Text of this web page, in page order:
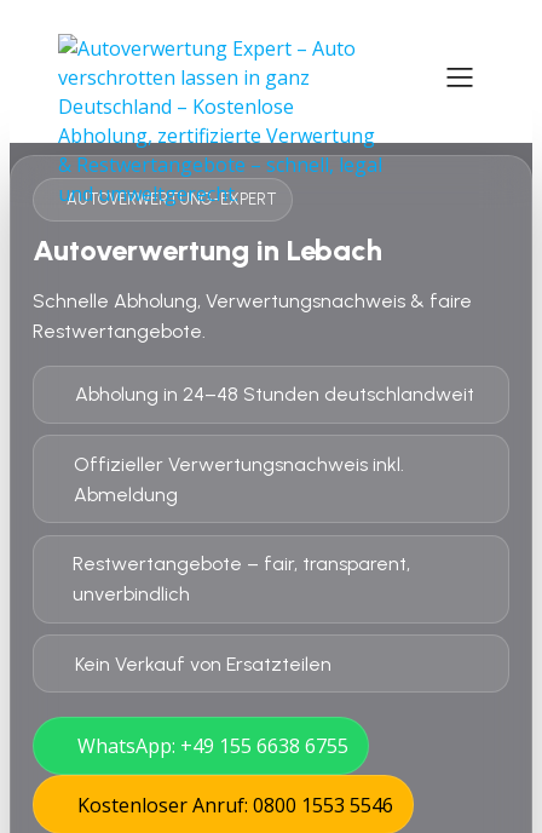
AUTOVERWERTUNG-EXPERT
Autoverwertung in Lebach
Schnelle Abholung, Verwertungsnachweis & faire
Restwertangebote.
Abholung in 24–48 Stunden deutschlandweit
Offizieller Verwertungsnachweis inkl.
Abmeldung
Restwertangebote – fair, transparent,
unverbindlich
Kein Verkauf von Ersatzteilen
WhatsApp: +49 155 6638 6755
Kostenloser Anruf: 0800 1553 5546